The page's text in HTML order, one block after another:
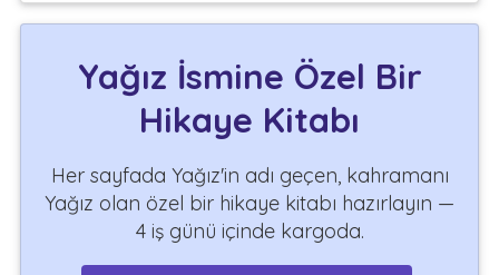
Yağız İsmine Özel Bir
Hikaye Kitabı
Her sayfada Yağız'in adı geçen, kahramanı
Yağız olan özel bir hikaye kitabı hazırlayın —
4 iş günü içinde kargoda.